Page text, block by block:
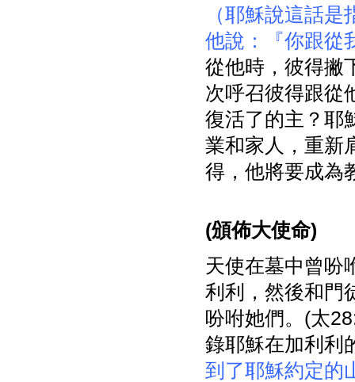
（耶穌說這話
他說：『你跟從
從他時，彼得撇
次呼召彼得跟從
復活了的主？耶
業和家人，重新
得，他將要成為
(頒佈大使命)
天使在墓中曾吩
利利，然後和門
吩咐她們。(太
錄耶穌在加利利
到了耶穌約定的